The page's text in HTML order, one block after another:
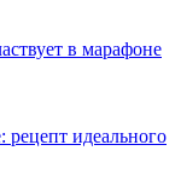
в марафоне
рецепт идеального